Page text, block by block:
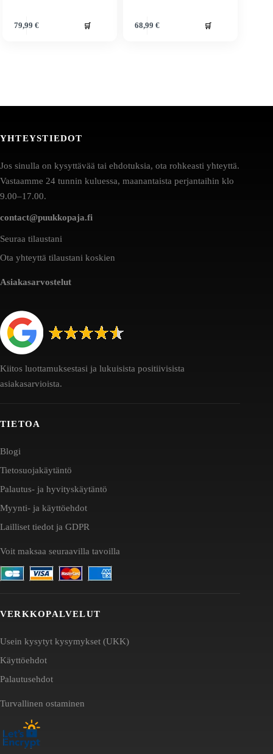
79,99 € 🛒 68,99 € 🛒
YHTEYSTIEDOT
Jos sinulla on kysyttävää tai ehdotuksia, ota rohkeasti yhteyttä.
Vastaamme 24 tunnin kuluessa, maanantaista perjantaihin klo
9.00–17.00.
contact@puukkopaja.fi
Seuraa tilaustani
Ota yhteyttä tilaustani koskien
Asiakasarvostelut
Kiitos luottamuksestasi ja lukuisista positiivisista
asiakasarvioista.
TIETOA
Blogi
Tietosuojakäytäntö
Palautus- ja hyvityskäytäntö
Myynti- ja käyttöehdot
Lailliset tiedot ja GDPR
Voit maksaa seuraavilla tavoilla
VERKKOPALVELUT
Usein kysytyt kysymykset (UKK)
Käyttöehdot
Palautusehdot
Turvallinen ostaminen